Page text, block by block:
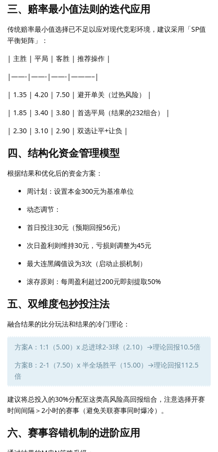
三、赔率最小值法则的迭代应用
传统赔率最小值选择已不足以应对现代竞彩环境，建议采用「SP值
平衡矩阵」：
| 主胜 | 平局 | 客胜 | 推荐操作 |
|——-|——-|——-|———–|
| 1.35 | 4.20 | 7.50 | 避开单关（过热风险） |
| 1.85 | 3.40 | 3.80 | 首选平局（结果的232组合） |
| 2.30 | 3.10 | 2.90 | 双选让平+让负 |
四、结构化资金管理模型
根据结果和优化后的资金方案：
周计划：设置本金300元为基准单位
动态调节：
首日投注30元（预期回报56元）
次日盈利则维持30元，亏损则调整为45元
最大连黑阈值设为3次（启动止损机制）
滚存原则：每周盈利超过200元即刻提取50%
五、双维度包抄投注法
融合结果的比分玩法和结果的冷门理论：
方案A：1:1（5.00）x 总进球2-3球（2.10）→理论回报10.5倍
方案B：2-1（7.50）x 半全场胜平（15.00）→理论回报112.5
倍
建议将总投入的30%分配至这类高风险高回报组合，注意选择开赛
时间间隔＞2小时的赛事（避免关联赛事同时爆冷）。
六、赛事容错机制的进阶应用